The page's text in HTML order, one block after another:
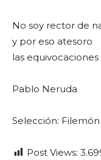
No soy rector de
y por eso atesoro
las
Pablo Neruda
Selección:
Post Views: